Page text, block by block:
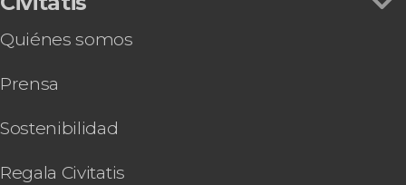
Quiénes somos
Prensa
Sostenibilidad
Regala Civitatis